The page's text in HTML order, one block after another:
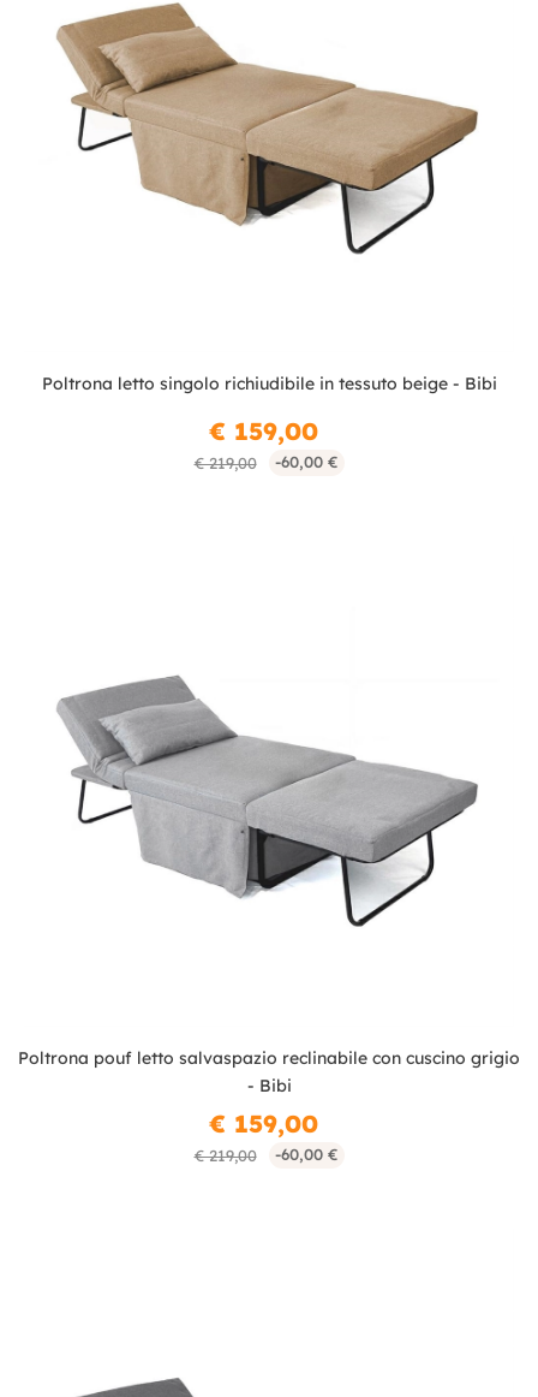
Poltrona letto singolo richiudibile in tessuto beige - Bibi
€ 219,00 -60,00 €
€ 159,00
Poltrona pouf letto salvaspazio reclinabile con cuscino grigio
- Bibi
€ 219,00 -60,00 €
€ 159,00